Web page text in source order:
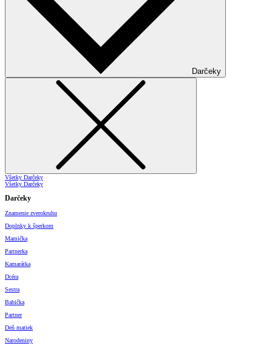
Darčeky
Všetky Darčeky
Všetky Darčeky
Darčeky
Znamenie zverokruhu
Doplnky k šperkom
Mamička
Partnerka
Kamarátka
Dcéra
Sestra
Babička
Partner
Deň matiek
Narodeniny